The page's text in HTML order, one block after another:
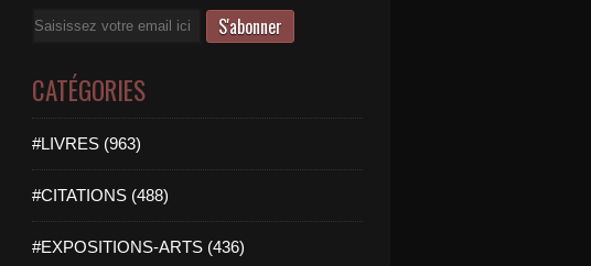
Email
CATÉGORIES
#LIVRES (963)
#CITATIONS (488)
#EXPOSITIONS-ARTS (436)